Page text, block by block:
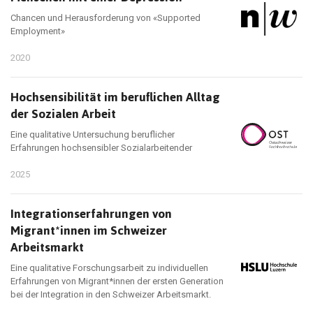
Chancen und Herausforderung von «Supported
Employment»
2020
Hochsensibilität im beruflichen Alltag
der Sozialen Arbeit
Eine qualitative Untersuchung beruflicher
Erfahrungen hochsensibler Sozialarbeitender
2025
Integrationserfahrungen von
Migrant*innen im Schweizer
Arbeitsmarkt
Eine qualitative Forschungsarbeit zu individuellen
Erfahrungen von Migrant*innen der ersten Generation
bei der Integration in den Schweizer Arbeitsmarkt.